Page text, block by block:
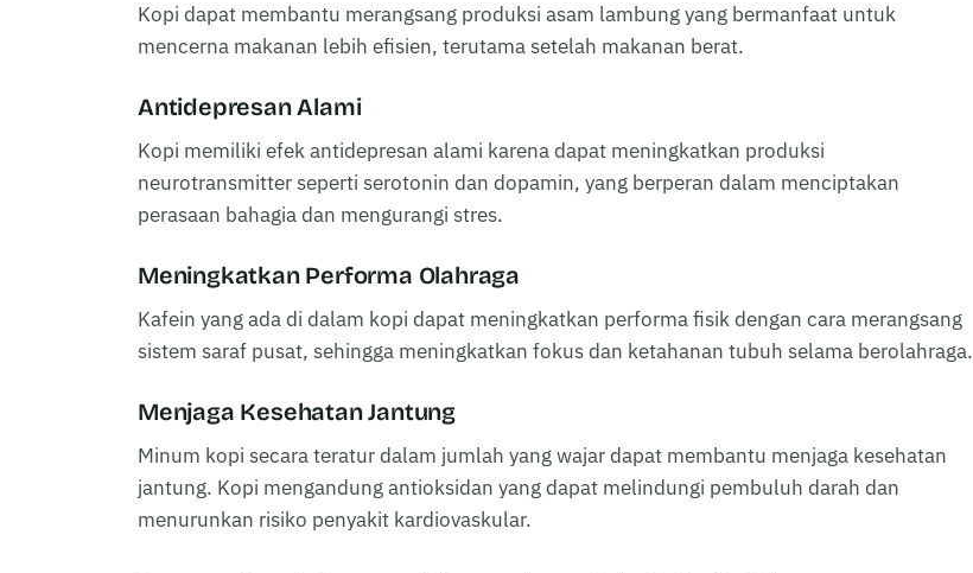
Kopi dapat membantu merangsang produksi asam lambung yang bermanfaat untuk
mencerna makanan lebih efisien, terutama setelah makanan berat.
Antidepresan Alami
Kopi memiliki efek antidepresan alami karena dapat meningkatkan produksi
neurotransmitter seperti serotonin dan dopamin, yang berperan dalam menciptakan
perasaan bahagia dan mengurangi stres.
Meningkatkan Performa Olahraga
Kafein yang ada di dalam kopi dapat meningkatkan performa fisik dengan cara merangsang
sistem saraf pusat, sehingga meningkatkan fokus dan ketahanan tubuh selama berolahraga.
Menjaga Kesehatan Jantung
Minum kopi secara teratur dalam jumlah yang wajar dapat membantu menjaga kesehatan
jantung. Kopi mengandung antioksidan yang dapat melindungi pembuluh darah dan
menurunkan risiko penyakit kardiovaskular.